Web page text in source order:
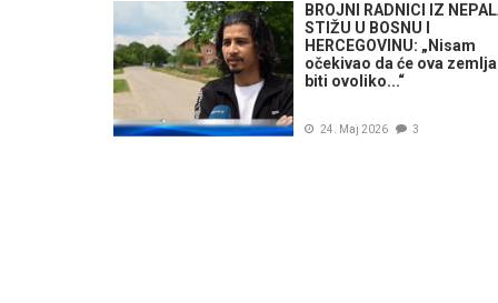
BROJNI RADNICI IZ
STIŽU U BOSNU I
HERCEGOVINU: „Nisam
očekivao da će ova zemlja
biti ovoliko...“
24. Maj 2026 3